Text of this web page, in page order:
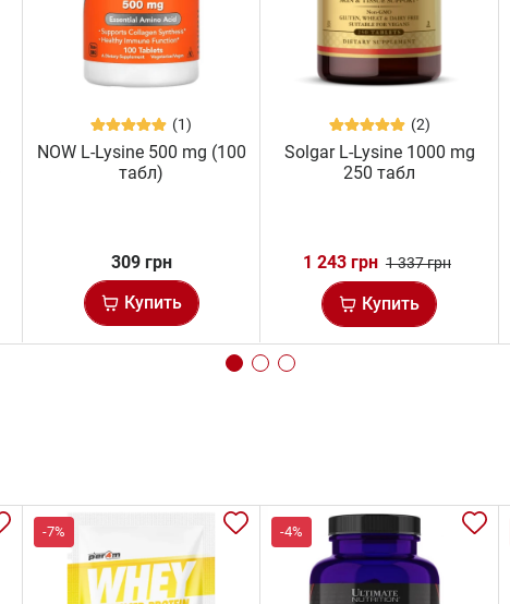
(1)
NOW L-Lysine 500 mg (100
табл)
309 грн
Купить
(2)
Solgar L-Lysine 1000 mg
250 табл
1 243 грн 1 337 грн
Купить
-7% -4%